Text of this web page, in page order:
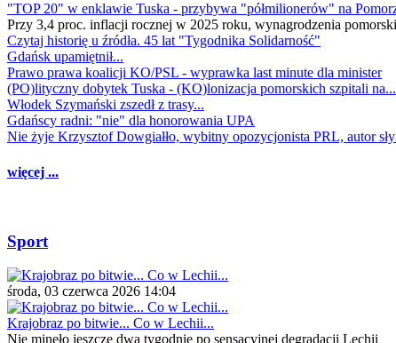
"TOP 20" w enklawie Tuska - przybywa "półmilionerów" na
Przy 3,4 proc. inflacji rocznej w 2025 roku, wynagrodzenia
Czytaj historię u źródła. 45 lat "Tygodnika Solidarność"
Gdańsk upamiętnił...
Prawo prawa koalicji KO/PSL - wyprawka last minute dla minister
(PO)lityczny dobytek Tuska - (KO)lonizacja pomorskich szpitali
Włodek Szymański zszedł z trasy...
Gdańscy radni: "nie" dla honorowania UPA
Nie żyje Krzysztof Dowgiałło, wybitny opozycjonista PRL, autor
więcej ...
Sport
środa, 03 czerwca 2026 14:04
Krajobraz po bitwie... Co w Lechii...
Nie minęło jeszcze dwa tygodnie po sensacyjnej degradacji Lechii